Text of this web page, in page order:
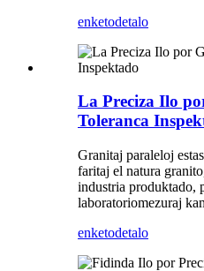
enketodetalo
La Preciza Ilo
Toleranca
Granitaj paraleloj
faritaj el natura
industria produktado,
laboratoriomezuraj
enketodetalo